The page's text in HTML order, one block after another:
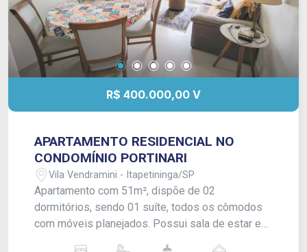
R$ 400.000,00 V
APARTAMENTO RESIDENCIAL NO
CONDOMÍNIO PORTINARI
Vila Vendramini - Itapetininga/SP
Apartamento com 51m², dispõe de 02
dormitórios, sendo 01 suíte, todos os cômodos
com móveis planejados. Possui sala de estar e